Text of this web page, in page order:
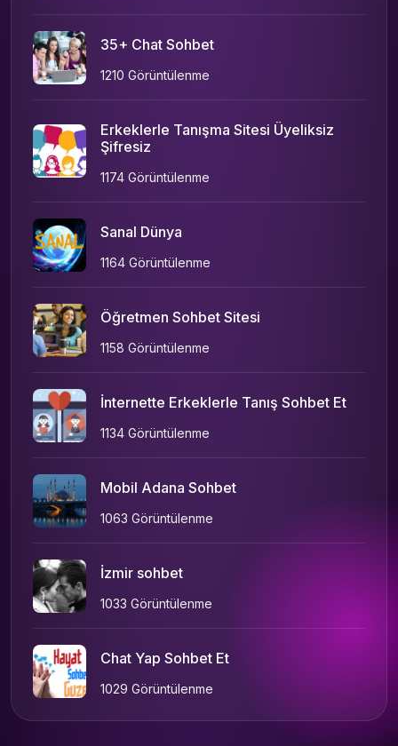
35+ Chat Sohbet
1210 Görüntülenme
Erkeklerle Tanışma Sitesi Üyeliksiz
Şifresiz
1174 Görüntülenme
Sanal Dünya
1164 Görüntülenme
Öğretmen Sohbet Sitesi
1158 Görüntülenme
İnternette Erkeklerle Tanış Sohbet Et
1134 Görüntülenme
Mobil Adana Sohbet
1063 Görüntülenme
İzmir sohbet
1033 Görüntülenme
Chat Yap Sohbet Et
1029 Görüntülenme